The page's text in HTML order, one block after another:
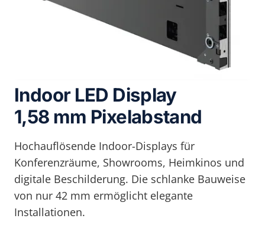
Indoor LED Display
1,58 mm Pixelabstand
Hochauflösende Indoor-Displays für
Konferenzräume, Showrooms, Heimkinos und
digitale Beschilderung. Die schlanke Bauweise
von nur 42 mm ermöglicht elegante
Installationen.